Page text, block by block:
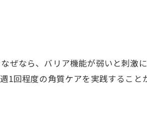
ぜなら、バリア機能が弱いと刺激
1回程度の角質ケアを実践すること